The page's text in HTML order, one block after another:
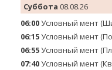
Суббота 08.08.26
06:00Условный мент
06:15Условный мент
06:55Условный мент
07:40Условный мент